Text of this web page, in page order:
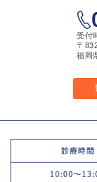
受付
〒
福岡